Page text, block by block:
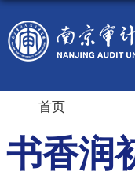
首页
书香润